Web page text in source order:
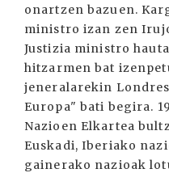
onartzen bazuen.
ministro izan zen
Justizia ministro
hitzarmen bat
jeneralarekin
Europa" bati begira.
Nazioen Elkartea
Euskadi, Iberiako
gainerako nazioak